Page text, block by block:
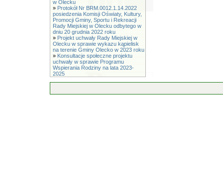
w Olecku
» Protokół Nr BRM.0012.1.14.2022
posiedzenia Komisji Oświaty, Kultury,
Promocji Gminy, Sportu i Rekreacji
Rady Miejskiej w Olecku odbytego w
dniu 20 grudnia 2022 roku
» Projekt uchwały Rady Miejskiej w
Olecku w sprawie wykazu kąpielisk
na terenie Gminy Olecko w 2023 roku
» Konsultacje społeczne projektu
uchwały w sprawie Programu
Wspierania Rodziny na lata 2023-
2025